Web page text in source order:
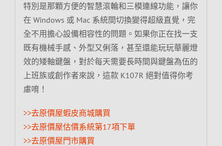
特別是那顆方便的智慧滾輪和三模連線功能，讓你
在 Windows 或 Mac 系統間切換變得超級直覺，完
全不用擔心設備相容性的問題。如果你正在找一支
既有機械手感、外型又俐落，甚至還能玩玩華麗燈
效的矮軸鍵盤，對於每天需要長時間與鍵盤為伍的
上班族或創作者來說，這款 K107R 絕對值得你考
慮唷！
>>去原價屋蝦皮商城購買
>>去原價屋估價系統第17項下單
>>去原價屋門市購買